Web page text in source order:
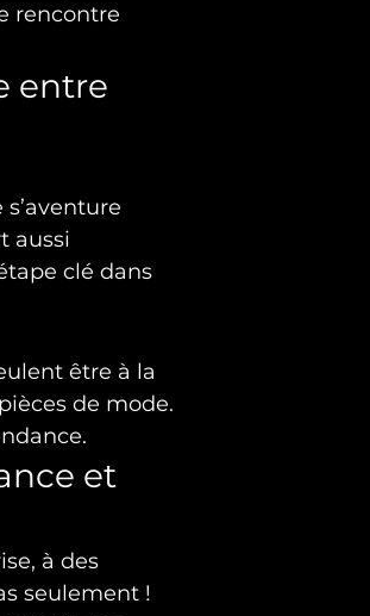
rencontre
entre
aussi
clé dans
être à la
de mode.
et
à des
seulement !